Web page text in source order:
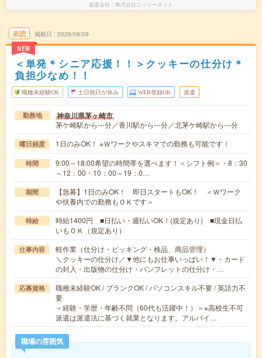
派遣会社 株式会社ニッソーネット
未読
NEW
掲載日 2026/08/09
＜単発＊シニア応援！！＞クッキーの仕分け＊
負担少なめ！！
職種未経験OK 土日祝日が休み WEB登録OK 派遣
勤務地 神奈川県茅ヶ崎市
茅ケ崎駅から---分／香川駅から---分／北茅ケ崎駅から---分
曜日頻度 1日のみOK！ ※Ｗワークやスキマでの勤務も可能です！
時間
9:00～18:00希望の時間帯を選べます！＜シフト例＞・8：30
～12：00・10：00～19：0…
期間
【急募】1日のみOK！ 即日スタートもOK！ ＜Ｗワーク
や扶養内での勤務もＯＫです＞
時給
時給1400円 ■日払い・週払いOK！(規定あり) ■現金日払
いもＯＫ（規定あり）
仕事内容
軽作業（仕分け・ピッキング・検品、商品管理）
＼クッキーの仕分け／▼他にもお仕事いっぱい！▼・カード
の封入・出版物の仕分け・パンフレットの仕分け・…
応募資格
職種未経験OK / ブランクOK / パソコンスキル不要 / 英語力不
要
＜経験・学歴・年齢不問（60代も活躍中！）＞※高校生不可
派遣は派遣法に基づく就業となります。アルバイ…
職場の雰囲気